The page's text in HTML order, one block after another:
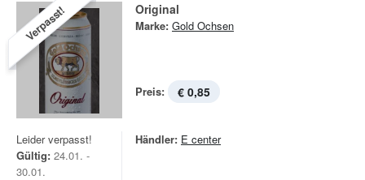
Verpasst! Original
Marke: Gold Ochsen
Preis: € 0,85
Leider verpasst!
Gültig: 24.01. -
30.01.
Händler: E center